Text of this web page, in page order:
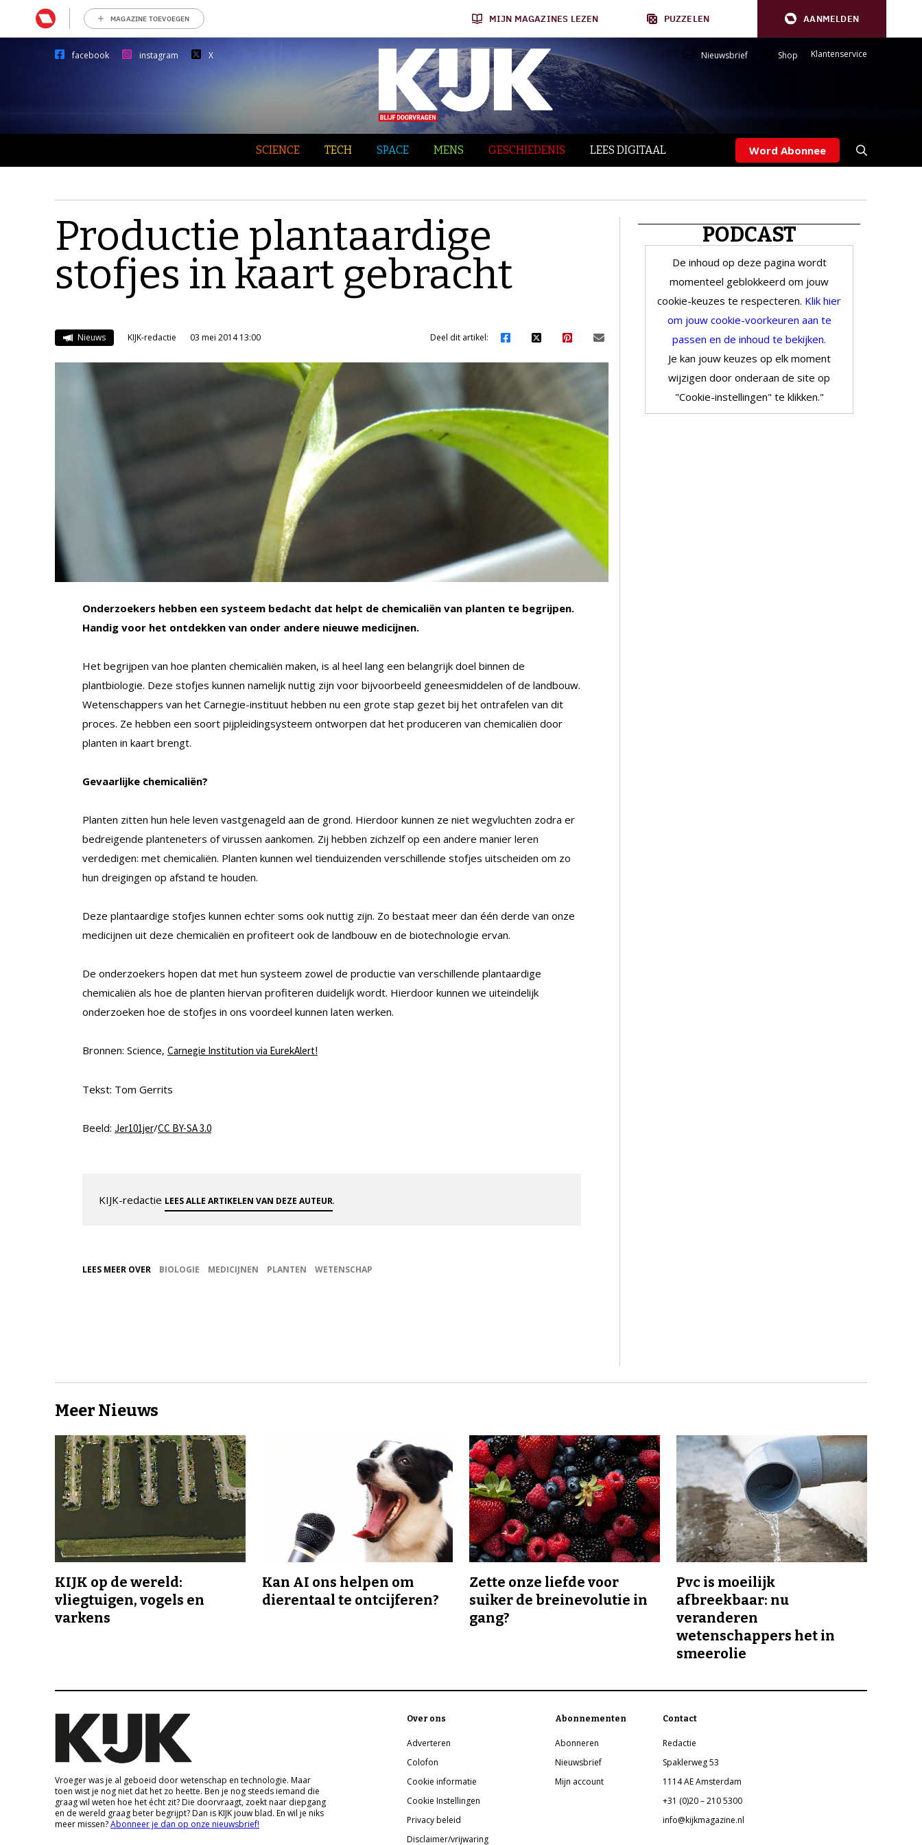
MAGAZINE TOEVOEGEN MIJN MAGAZINES LEZEN PUZZELEN AANMELDEN
facebook instagram X Nieuwsbrief Shop Klantenservice
SCIENCE TECH SPACE MENS GESCHIEDENIS LEES DIGITAAL Word Abonnee
Productie plantaardige
stofjes in kaart gebracht
Nieuws KIJK-redactie 03 mei 2014 13:00 Deel dit artikel:
Onderzoekers hebben een systeem bedacht dat helpt de chemicaliën van planten te begrijpen.
Handig voor het ontdekken van onder andere nieuwe medicijnen.
Het begrijpen van hoe planten chemicaliën maken, is al heel lang een belangrijk doel binnen de
plantbiologie. Deze stofjes kunnen namelijk nuttig zijn voor bijvoorbeeld geneesmiddelen of de landbouw.
Wetenschappers van het Carnegie-instituut hebben nu een grote stap gezet bij het ontrafelen van dit
proces. Ze hebben een soort pijpleidingsysteem ontworpen dat het produceren van chemicaliën door
planten in kaart brengt.
Gevaarlijke chemicaliën?
Planten zitten hun hele leven vastgenageld aan de grond. Hierdoor kunnen ze niet wegvluchten zodra er
bedreigende planteneters of virussen aankomen. Zij hebben zichzelf op een andere manier leren
verdedigen: met chemicaliën. Planten kunnen wel tienduizenden verschillende stofjes uitscheiden om zo
hun dreigingen op afstand te houden.
Deze plantaardige stofjes kunnen echter soms ook nuttig zijn. Zo bestaat meer dan één derde van onze
medicijnen uit deze chemicaliën en profiteert ook de landbouw en de biotechnologie ervan.
De onderzoekers hopen dat met hun systeem zowel de productie van verschillende plantaardige
chemicaliën als hoe de planten hiervan profiteren duidelijk wordt. Hierdoor kunnen we uiteindelijk
onderzoeken hoe de stofjes in ons voordeel kunnen laten werken.
Bronnen: Science, Carnegie Institution via EurekAlert!
Tekst: Tom Gerrits
Beeld: Jer101jer/CC BY-SA 3.0
KIJK-redactie LEES ALLE ARTIKELEN VAN DEZE AUTEUR.
LEES MEER OVER BIOLOGIE MEDICIJNEN PLANTEN WETENSCHAP
PODCAST
De inhoud op deze pagina wordt
momenteel geblokkeerd om jouw
cookie-keuzes te respecteren. Klik hier
om jouw cookie-voorkeuren aan te
passen en de inhoud te bekijken.
Je kan jouw keuzes op elk moment
wijzigen door onderaan de site op
"Cookie-instellingen" te klikken."
Meer Nieuws
KIJK op de wereld:
vliegtuigen, vogels en
varkens
Kan AI ons helpen om
dierentaal te ontcijferen?
Zette onze liefde voor
suiker de breinevolutie in
gang?
Pvc is moeilijk
afbreekbaar: nu
veranderen
wetenschappers het in
smeerolie
Vroeger was je al geboeid door wetenschap en technologie. Maar
toen wist je nog niet dat het zo heette. Ben je nog steeds iemand die
graag wil weten hoe het écht zit? Die doorvraagt, zoekt naar diepgang
en de wereld graag beter begrijpt? Dan is KIJK jouw blad. En wil je niks
meer missen?Abonneer je dan op onze nieuwsbrief!
Over ons
Adverteren
Colofon
Cookie informatie
Cookie Instellingen
Privacy beleid
Disclaimer/vrijwaring
Abonnementen
Abonneren
Nieuwsbrief
Mijn account
Contact
Redactie
Spaklerweg 53
1114 AE Amsterdam
+31 (0)20 – 210 5300
info@kijkmagazine.nl